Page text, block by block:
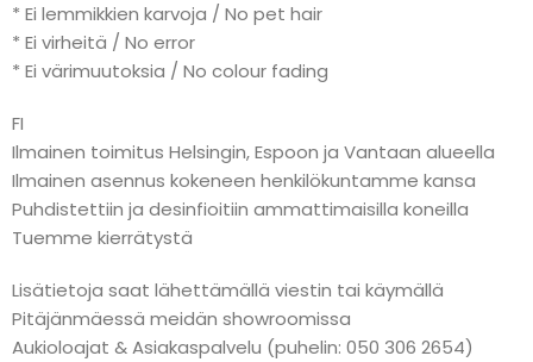
* Ei lemmikkien karvoja / No pet hair
* Ei virheitä / No error
* Ei värimuutoksia / No colour fading
FI
Ilmainen toimitus Helsingin, Espoon ja Vantaan alueella
Ilmainen asennus kokeneen henkilökuntamme kansa
Puhdistettiin ja desinfioitiin ammattimaisilla koneilla
Tuemme kierrätystä
Lisätietoja saat lähettämällä viestin tai käymällä
Pitäjänmäessä meidän showroomissa
Aukioloajat & Asiakaspalvelu (puhelin: 050 306 2654)